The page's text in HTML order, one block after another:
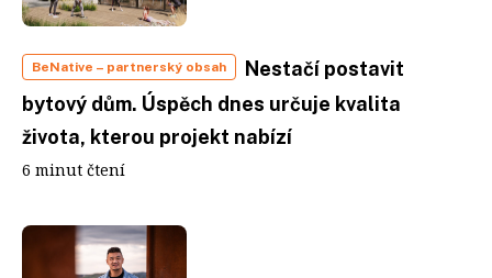
BeNative – partnerský obsah
Nestačí postavit
bytový dům. Úspěch dnes určuje kvalita
života, kterou projekt nabízí
6 minut čtení